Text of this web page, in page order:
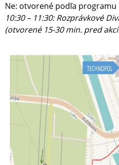
Ne: otvorené podľa programu
10:30 – 11:30: Rozprávkové
(otvorené 15-30 min. pred